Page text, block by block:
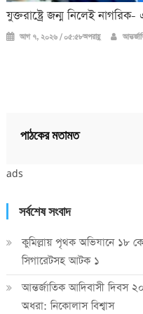
যুক্তরাষ্ট্রে জন্ম নিলেই
আগ ৭, ২০২৬ / ০৫:৫৮অপরাহ্ণ
পাঠকের মতামত
ads
সর্বশেষ সংবাদ
কুমিল্লায় পৃথক অভিযানে ১৮
সিগারেটসহ আটক ১
আন্তর্জাতিক আদিবাসী দিবস
অধরা: নিকোলাস বিশ্বাস